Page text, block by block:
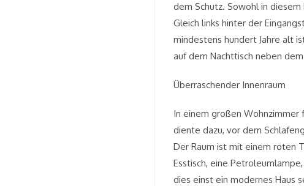
dem Schutz. Sowohl in
Gleich links hinter der
mindestens hundert Jahre alt
auf dem Nachttisch neben
Überraschender Innenraum
In einem großen Wohnzimmer
diente dazu, vor dem
Der Raum ist mit einem roten
Esstisch, eine
dies einst ein modernes Haus